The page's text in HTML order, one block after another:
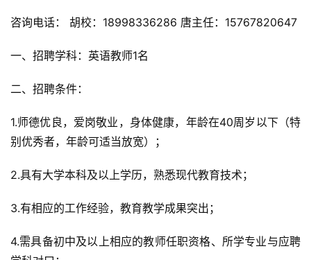
咨询电话： 胡校：18998336286 唐主任：15767820647
一、招聘学科：英语教师1名
二、招聘条件：
1.师德优良，爱岗敬业，身体健康，年龄在40周岁以下（特
别优秀者，年龄可适当放宽）；
2.具有大学本科及以上学历，熟悉现代教育技术；
3.有相应的工作经验，教育教学成果突出；
4.需具备初中及以上相应的教师任职资格、所学专业与应聘